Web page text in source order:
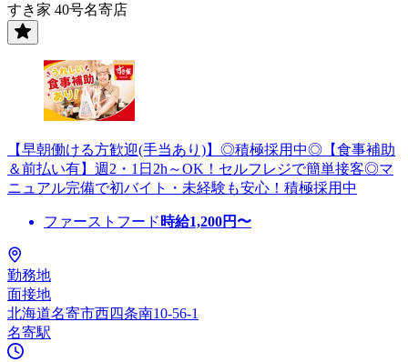
すき家 40号名寄店
【早朝働ける方歓迎(手当あり)】◎積極採用中◎【食事補助
＆前払い有】週2・1日2h～OK！セルフレジで簡単接客◎マ
ニュアル完備で初バイト・未経験も安心！積極採用中
ファーストフード 時給1,200円〜
勤務地
面接地
北海道名寄市西四条南10-56-1
名寄駅